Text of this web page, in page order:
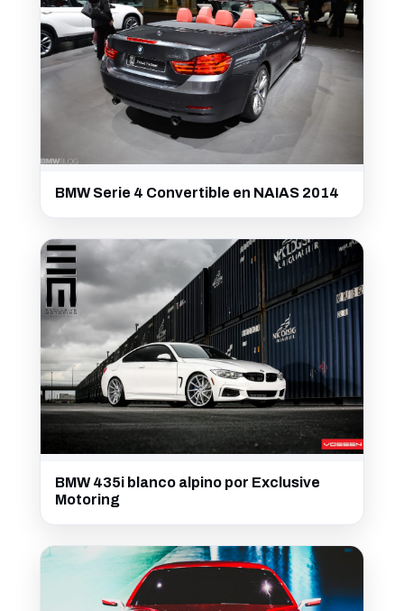
BMW Serie 4 Convertible en NAIAS 2014
BMW 435i blanco alpino por Exclusive
Motoring